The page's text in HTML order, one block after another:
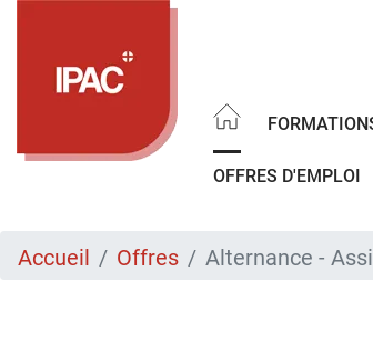
OFFRES D'EMPLOI
Accueil Offres Alternance -